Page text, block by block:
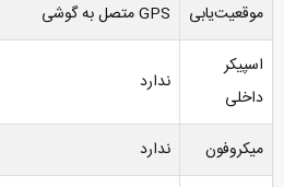
موقعیت‌یابی GPS متصل به گوشی
اسپیکر
داخلی
ندارد
میکروفون ندارد